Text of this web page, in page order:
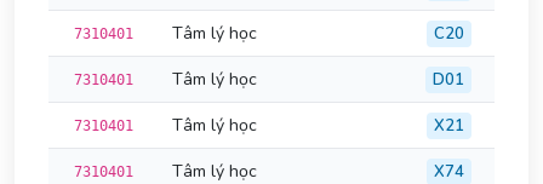
7310401 Tâm lý học C20
7310401 Tâm lý học D01
7310401 Tâm lý học X21
7310401 Tâm lý học X74